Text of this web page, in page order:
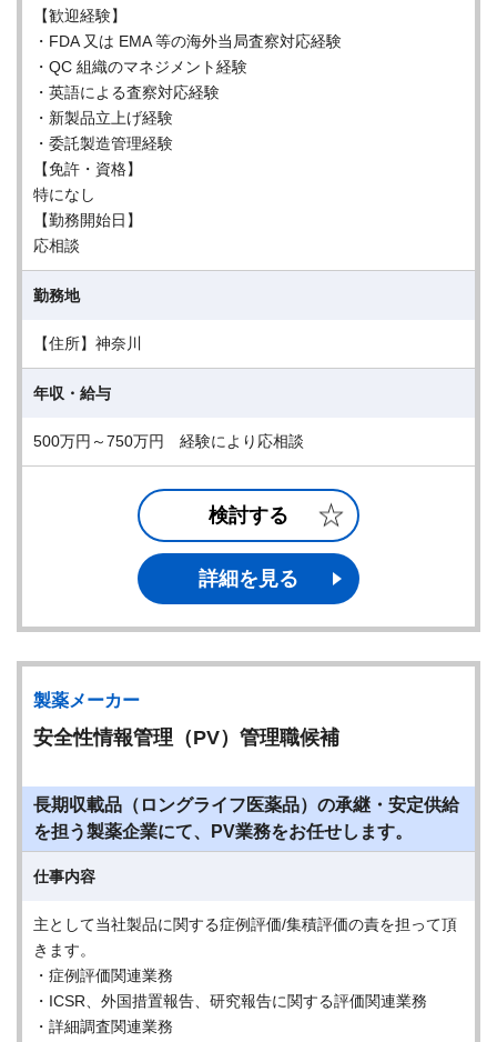
【歓迎経験】
・FDA 又は EMA 等の海外当局査察対応経験
・QC 組織のマネジメント経験
・英語による査察対応経験
・新製品立上げ経験
・委託製造管理経験
【免許・資格】
特になし
【勤務開始日】
応相談
勤務地
【住所】神奈川
年収・給与
500万円～750万円 経験により応相談
検討する
詳細を見る
製薬メーカー
安全性情報管理（PV）管理職候補
長期収載品（ロングライフ医薬品）の承継・安定供給
を担う製薬企業にて、PV業務をお任せします。
仕事内容
主として当社製品に関する症例評価/集積評価の責を担って頂
きます。
・症例評価関連業務
・ICSR、外国措置報告、研究報告に関する評価関連業務
・詳細調査関連業務